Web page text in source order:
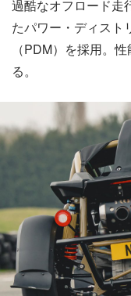
過酷なオフロード走
たパワー・ディスト
（PDM）を採用。
る。